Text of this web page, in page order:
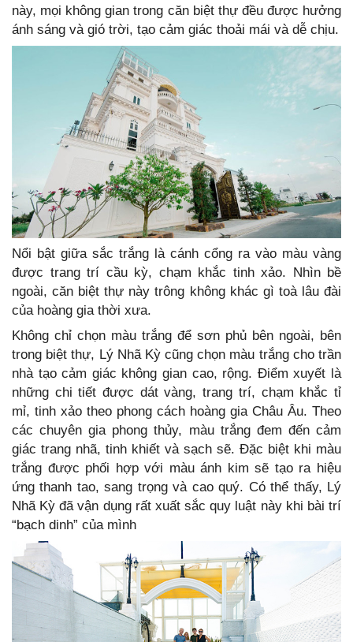
này, mọi không gian trong căn biệt thự đều được hưởng
ánh sáng và gió trời, tạo cảm giác thoải mái và dễ chịu.
Nổi bật giữa sắc trắng là cánh cổng ra vào màu vàng
được trang trí cầu kỳ, chạm khắc tinh xảo. Nhìn bề
ngoài, căn biệt thự này trông không khác gì toà lâu đài
của hoàng gia thời xưa.
Không chỉ chọn màu trắng để sơn phủ bên ngoài, bên
trong biệt thự, Lý Nhã Kỳ cũng chọn màu trắng cho trần
nhà tạo cảm giác không gian cao, rộng. Điểm xuyết là
những chi tiết được dát vàng, trang trí, chạm khắc tỉ
mỉ, tinh xảo theo phong cách hoàng gia Châu Âu. Theo
các chuyên gia phong thủy, màu trắng đem đến cảm
giác trang nhã, tinh khiết và sạch sẽ. Đặc biệt khi màu
trắng được phối hợp với màu ánh kim sẽ tạo ra hiệu
ứng thanh tao, sang trọng và cao quý. Có thể thấy, Lý
Nhã Kỳ đã vận dụng rất xuất sắc quy luật này khi bài trí
“bạch dinh” của mình